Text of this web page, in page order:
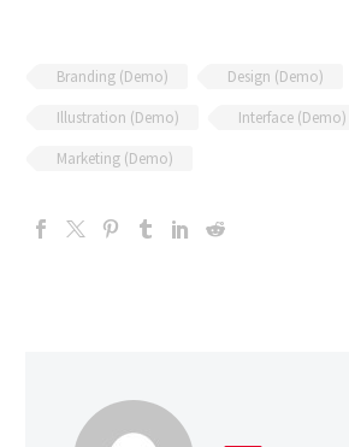
Branding (Demo)
Design (Demo)
Illustration (Demo)
Interface (Demo)
Marketing (Demo)